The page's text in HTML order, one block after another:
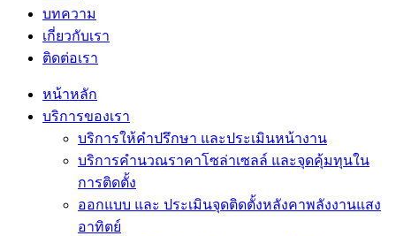
บทความ
เกี่ยวกับเรา
ติดต่อเรา
หน้าหลัก
บริการของเรา
บริการให้คำปรึกษา และประเมินหน้างาน
บริการคำนวณราคาโซล่าเซลล์ และจุดคุ้มทุนใน
การติดตั้ง
ออกแบบ และ ประเมินจุดติดตั้งหลังคาพลังงานแสง
อาทิตย์